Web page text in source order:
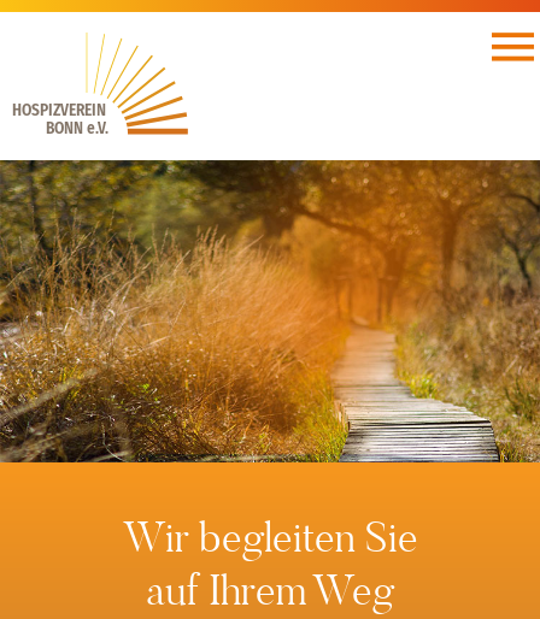
HOSPIZVEREIN
BONN e.V.
Wir begleiten Sie
auf Ihrem Weg